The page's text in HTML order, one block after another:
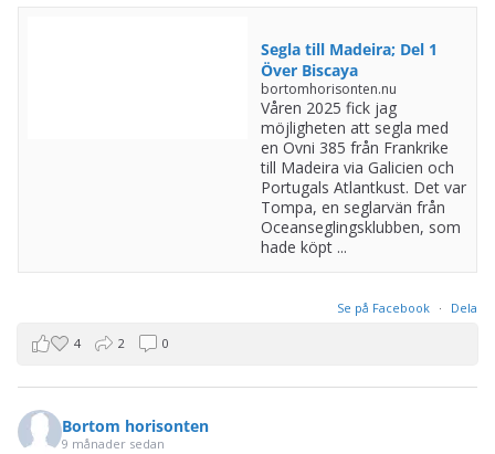
Segla till Madeira; Del 1
Över Biscaya
bortomhorisonten.nu
Våren 2025 fick jag
möjligheten att segla med
en Ovni 385 från Frankrike
till Madeira via Galicien och
Portugals Atlantkust. Det var
Tompa, en seglarvän från
Oceanseglingsklubben, som
hade köpt ...
Se på Facebook · Dela
4 2 0
Bortom horisonten
9 månader sedan